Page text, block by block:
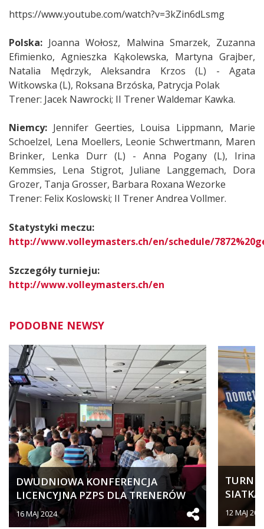
https://www.youtube.com/watch?v=3kZin6dLsmg
Polska: Joanna Wołosz, Malwina Smarzek, Zuzanna
Efimienko, Agnieszka Kąkolewska, Martyna Grajber,
Natalia Mędrzyk, Aleksandra Krzos (L) - Agata
Witkowska (L), Roksana Brzóska, Patrycja Polak
Trener: Jacek Nawrocki; II Trener Waldemar Kawka.
Niemcy: Jennifer Geerties, Louisa Lippmann, Marie
Schoelzel, Lena Moellers, Leonie Schwertmann, Maren
Brinker, Lenka Durr (L) - Anna Pogany (L), Irina
Kemmsies, Lena Stigrot, Juliane Langgemach, Dora
Grozer, Tanja Grosser, Barbara Roxana Wezorke
Trener: Felix Koslowski; II Trener Andrea Vollmer.
Statystyki meczu:
http://www.volleymasters.ch/en/schedule/
Szczegóły turnieju:
http://www.volleymasters.ch/en
PODOBNE NEWSY
DWUDNIOWA KONFERENCJA
LICENCYJNA PZPS DLA TRENERÓW
SZCZEBLA...
16 MAJ 2024 12 MAJ